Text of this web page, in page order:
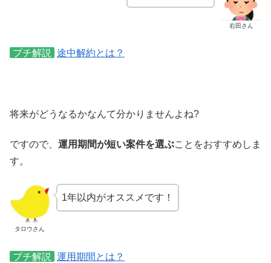
右田さん
プチ解説 途中解約とは？
将来がどうなるかなんて分かりませんよね?
ですので、 運用期間が短い案件を選ぶことをおすすめしま
す。
タロウさん
1年以内がオススメです！
プチ解説 運用期間とは？